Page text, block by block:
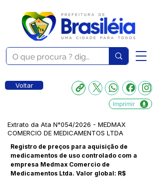
Voltar
Imprimir
Extrato da Ata N°054/2026 - MEDMAX
COMERCIO DE MEDICAMENTOS LTDA
Registro de preços para aquisição de
medicamentos de uso controlado com a
empresa Medmax Comercio de
Medicamentos Ltda. Valor global: R$